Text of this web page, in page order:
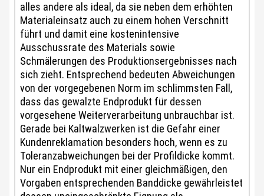
alles andere als ideal, da sie neben dem erhöhten
Materialeinsatz auch zu einem hohen Verschnitt
führt und damit eine kostenintensive
Ausschussrate des Materials sowie
Schmälerungen des Produktionsergebnisses nach
sich zieht. Entsprechend bedeuten Abweichungen
von der vorgegebenen Norm im schlimmsten Fall,
dass das gewalzte Endprodukt für dessen
vorgesehene Weiterverarbeitung unbrauchbar ist.
Gerade bei Kaltwalzwerken ist die Gefahr einer
Kundenreklamation besonders hoch, wenn es zu
Toleranzabweichungen bei der Profildicke kommt.
Nur ein Endprodukt mit einer gleichmäßigen, den
Vorgaben entsprechenden Banddicke gewährleistet